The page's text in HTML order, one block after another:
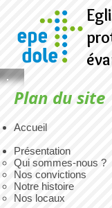
Plan du site
Accueil
Présentation
Qui sommes-nous ?
Nos convictions
Notre histoire
Nos locaux